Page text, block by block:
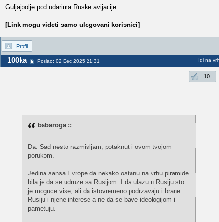
Guljajpolje pod udarima Ruske avijacije
[Link mogu videti samo ulogovani korisnici]
Profil
100ka Poslao: 02 Dec 2025 21:31 Idi na vrh
10
babaroga ::
Da. Sad nesto razmisljam, potaknut i ovom tvojom
porukom.
Jedina sansa Evrope da nekako ostanu na vrhu piramide
bila je da se udruze sa Rusijom. I da ulazu u Rusiju sto
je moguce vise, ali da istovremeno podrzavaju i brane
Rusiju i njene interese a ne da se bave ideologijom i
pametuju.